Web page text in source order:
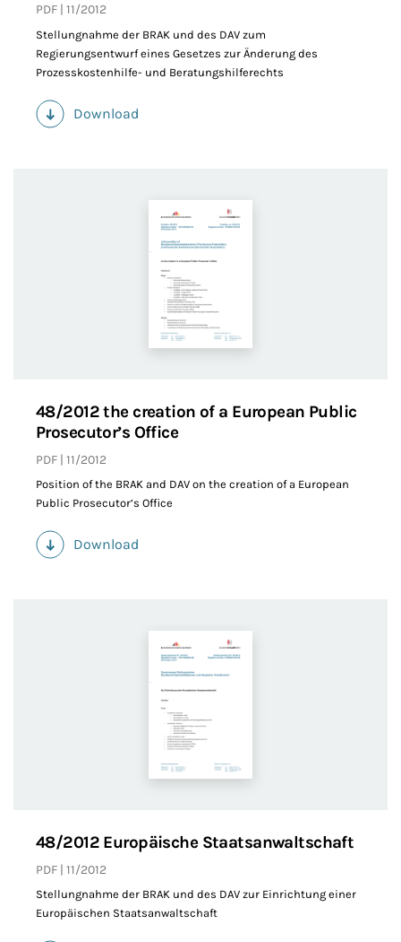
PDF 11/2012
Stellungnahme der BRAK und des DAV zum
Regierungsentwurf eines Gesetzes zur Änderung des
Prozesskostenhilfe- und Beratungshilferechts
Download
(PDF)
48/2012 the creation of a European Public
Prosecutor’s Office
PDF 11/2012
Position of the BRAK and DAV on the creation of a European
Public Prosecutor’s Office
Download
(PDF)
48/2012 Europäische Staatsanwaltschaft
PDF 11/2012
Stellungnahme der BRAK und des DAV zur Einrichtung einer
Europäischen Staatsanwaltschaft